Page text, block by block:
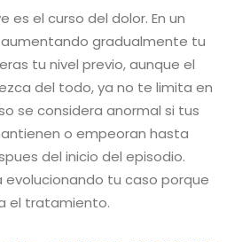
es el curso del dolor. En un
gradualmente tu
tu nivel previo, aunque el
del todo, ya no te limita en
se considera anormal si tus
o empeoran hasta
del inicio del episodio.
tu caso porque
el tratamiento.